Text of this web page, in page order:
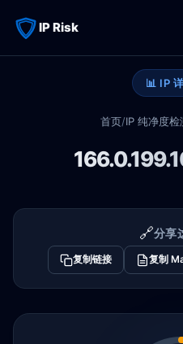
IP Risk
📊 IP
首页/IP 纯净度检
🔗分享
复制链接 复制